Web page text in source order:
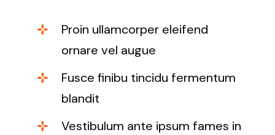
Proin ullamcorper eleifend
ornare vel augue
Fusce finibu tincidu fermentum
blandit
Vestibulum ante ipsum fames in